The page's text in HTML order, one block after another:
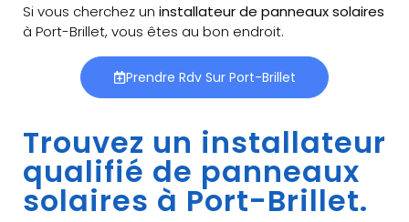
Si vous cherchez un installateur de panneaux solaires
à Port-Brillet, vous êtes au bon endroit.
Prendre Rdv Sur Port-Brillet
Trouvez un installateur
qualifié de panneaux
solaires à Port-Brillet.